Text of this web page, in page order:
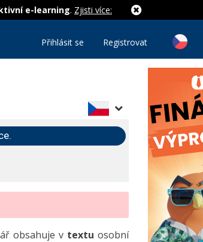
e-learning. Zjisti více:
Přihlásit se Registrovat
obsahuje v textu osobní